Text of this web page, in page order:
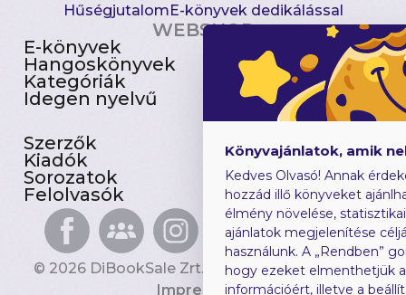
HűségjutalomE-könyvek dedikálással
WEBSHOP
E-könyvek
Hangoskönyvek
Kategóriák
Idegen nyelvű
Csomagajánlatok
Akciósak
Előjegyezhetők
Újdonságok
Szerzők
Kiadók
Sorozatok
Felolvasók
Gyerekkönyvek
Heti toplista
Ajándékutalvány
Blog
© 2026 DiBookSale Zrt. Minden jog fenntartva.
Impresszum
Könyvajánlatok, amik
Kedves Olvasó! Annak
hozzád illő könyveket
élmény növelése,
ajánlatok megjelenítése
használunk. A „Rendben”
hogy ezeket elmenthetjük
információért, illetve a